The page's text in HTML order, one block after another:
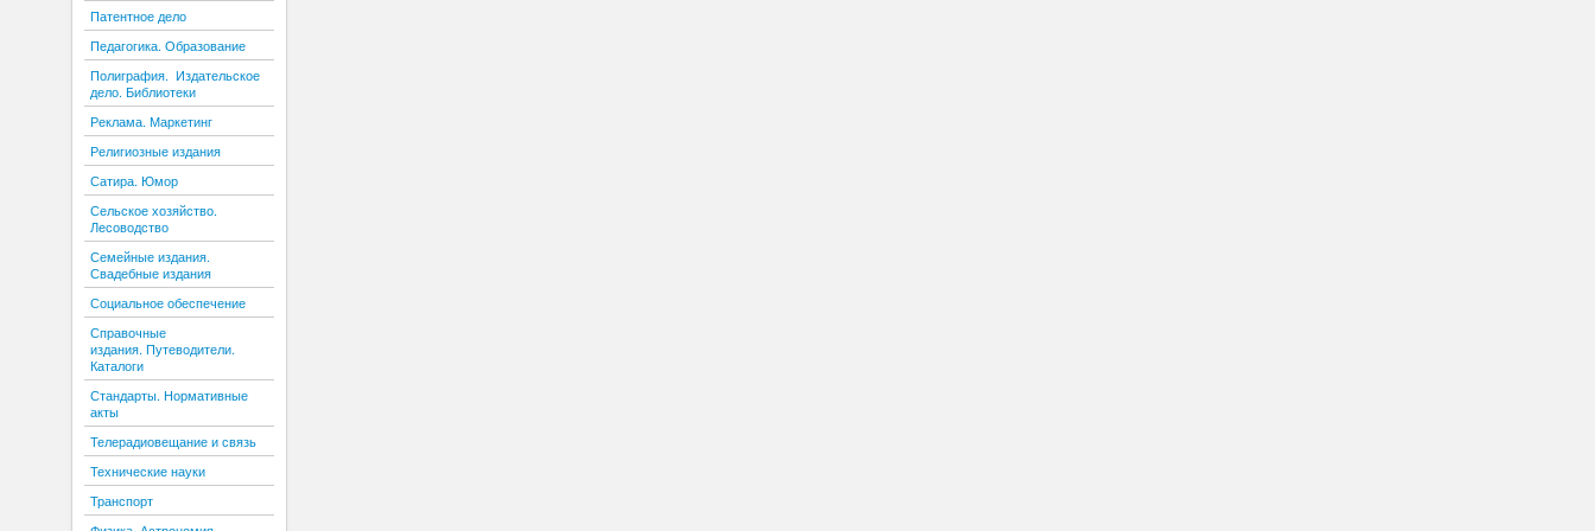
Патентное дело
Педагогика. Образование
Полиграфия. Издательское
дело. Библиотеки
Реклама. Маркетинг
Религиозные издания
Сатира. Юмор
Сельское хозяйство.
Лесоводство
Семейные издания.
Свадебные издания
Социальное обеспечение
Справочные
издания. Путеводители.
Каталоги
Стандарты. Нормативные
акты
Телерадиовещание и связь
Технические науки
Транспорт